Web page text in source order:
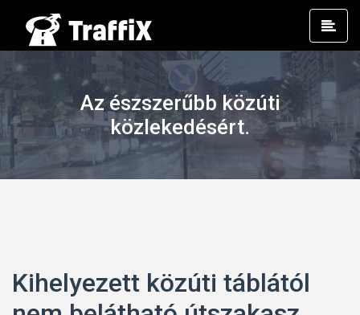
Az észszerűbb közúti
közlekedésért.
Kihelyezett közúti táblától